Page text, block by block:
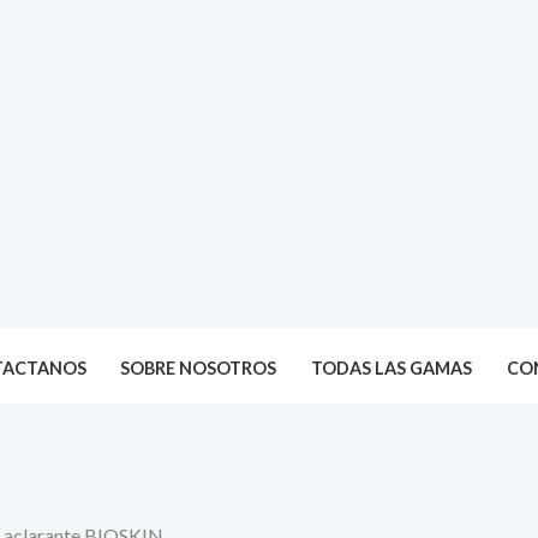
SOBRE NOSOTROS TODAS LAS GAMAS